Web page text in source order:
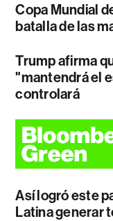
Copa Mundial
batalla de las
Trump afirma
"mantendrá el
controlará
Así logró este
Latina generar